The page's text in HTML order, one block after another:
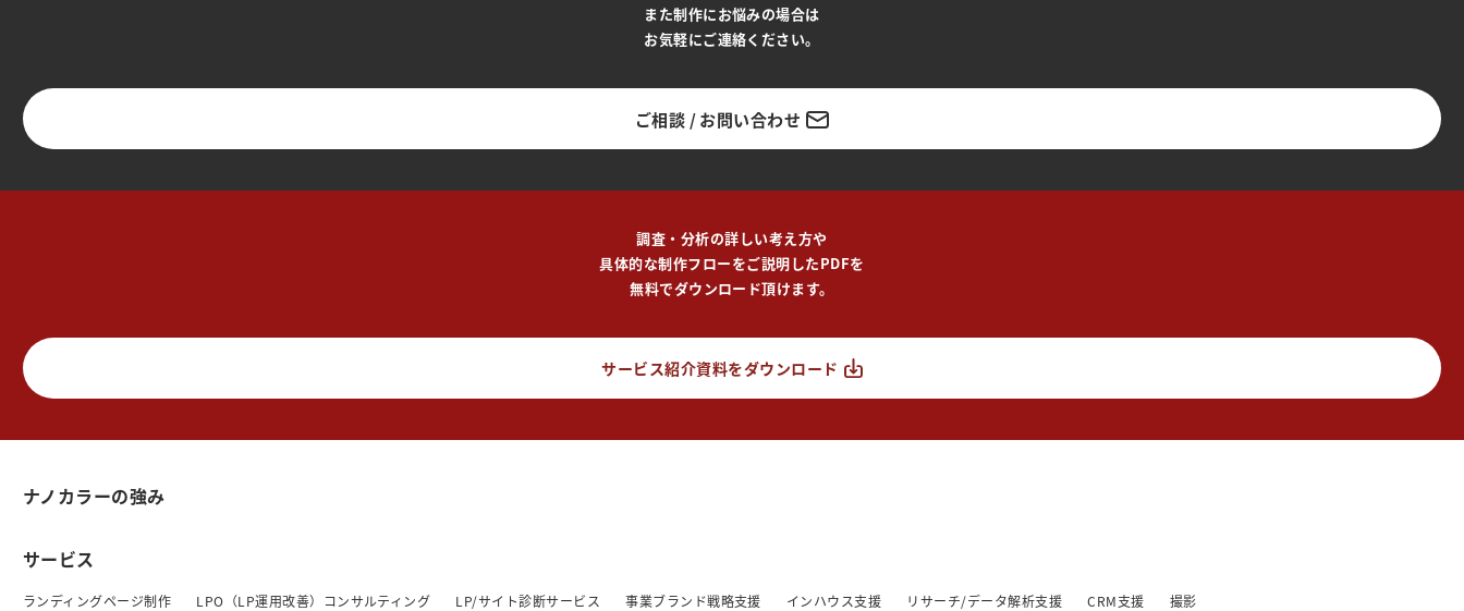
また制作にお悩みの場合は
お気軽にご連絡ください。
ご相談 / お問い合わせ
調査・分析の詳しい考え方や
具体的な制作フローをご説明したPDFを
無料でダウンロード頂けます。
サービス紹介資料をダウンロード
ナノカラーの強み
サービス
ランディングページ制作 LPO（LP運用改善）コンサルティング LP/サイト診断サービス 事業ブランド戦略支援 インハウス支援 リサーチ/データ解析支援 CRM支援 撮影